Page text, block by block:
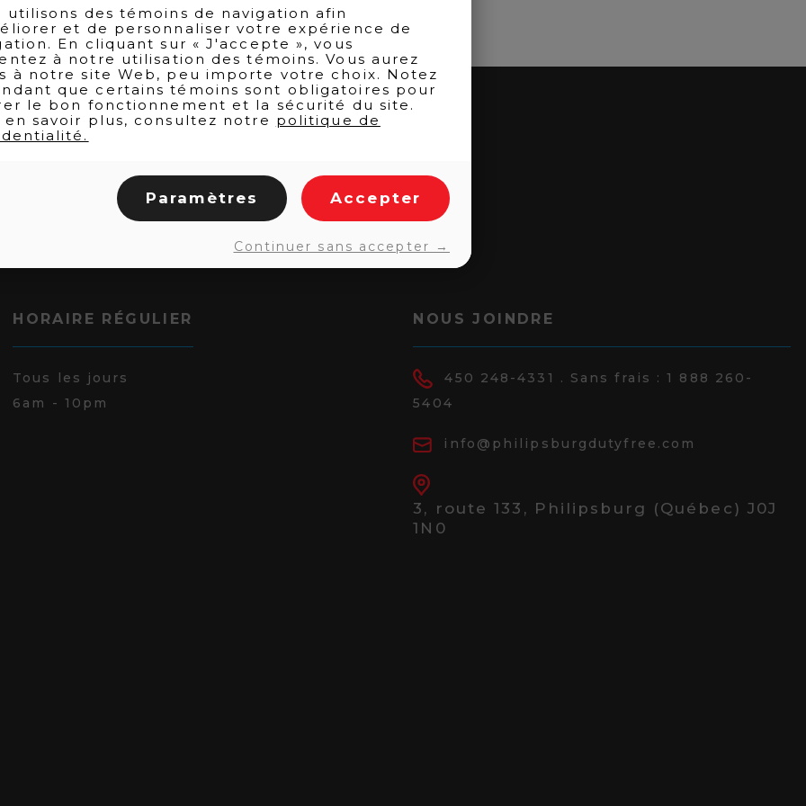
HORAIRE RÉGULIER
Tous les jours
6am - 10pm
NOUS JOINDRE
450 248-4331 . Sans frais :1 888 260-
5404
info@philipsburgdutyfree.com
3, route 133, Philipsburg (Québec) J0J
1N0
utilisons des témoins de navigation afin
et de personnaliser votre expérience de
En cliquant sur « J'accepte », vous
à notre utilisation des témoins. Vous aurez
à notre site Web, peu importe votre choix. Notez
que certains témoins sont obligatoires pour
le bon fonctionnement et la sécurité du site.
en savoir plus, consultez notre politique de
Paramètres Accepter
Continuer sans accepter →